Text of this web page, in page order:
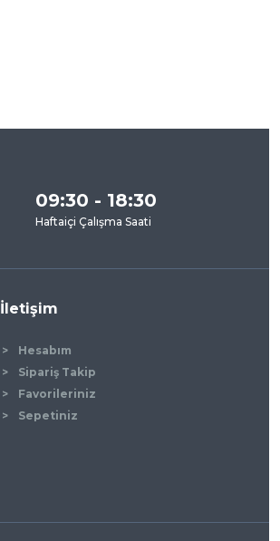
09:30 - 18:30
Haftaiçi Çalışma Saati
İletişim
Hesabım
Sipariş Takip
Favorileriniz
Sepetiniz